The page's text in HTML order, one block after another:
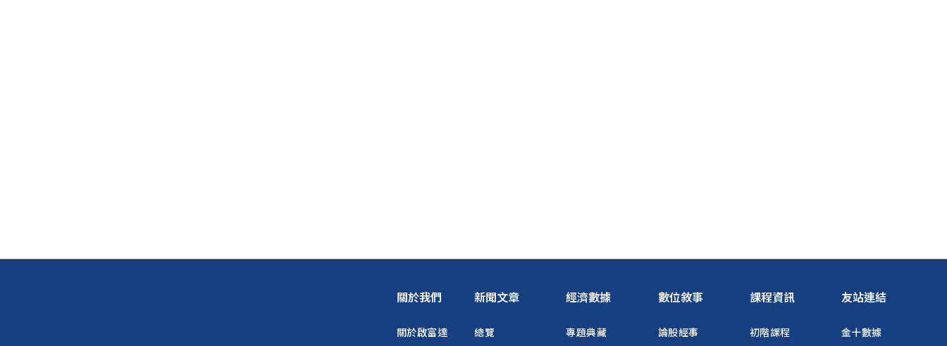
關於我們
關於啟富達
新聞文章
總覽
經濟數據
專題典藏
數位敘事
論股經事
課程資訊
初階課程
友站連結
金十數據